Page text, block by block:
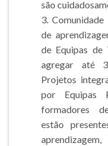
são
3.
de
de Equipas de
agregar até 3
Projetos
por Equipas
formadores
estão